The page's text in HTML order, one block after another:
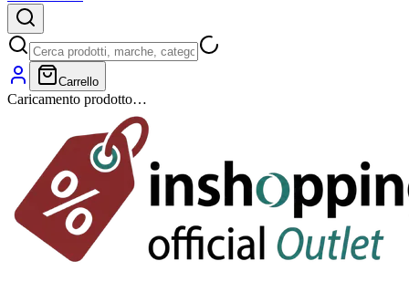
Carrello
Caricamento prodotto…